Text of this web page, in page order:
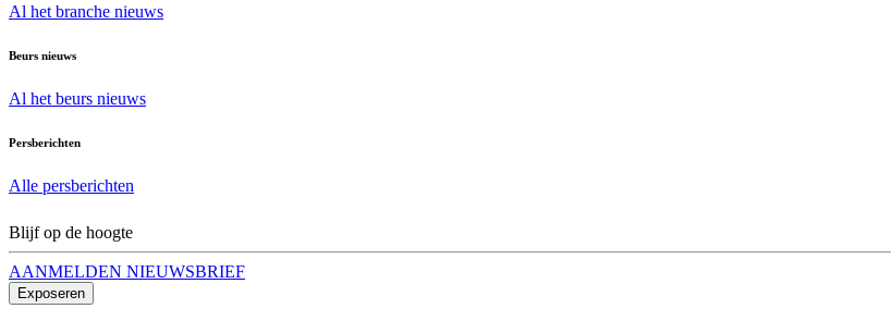
Al het branche nieuws
Beurs nieuws
Al het beurs nieuws
Persberichten
Alle persberichten
Blijf op de hoogte
AANMELDEN NIEUWSBRIEF
Exposeren